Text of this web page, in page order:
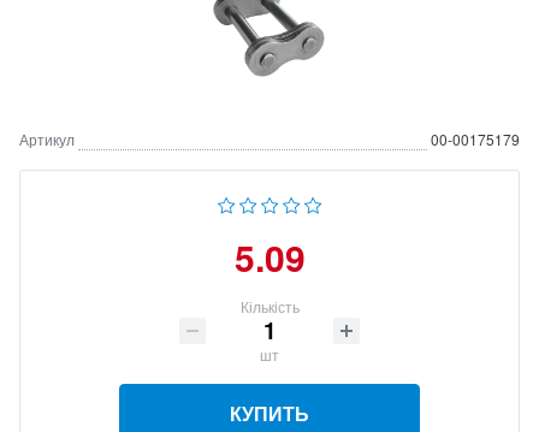
Артикул 00-00175179
5.09
Кількість
шт
КУПИТЬ